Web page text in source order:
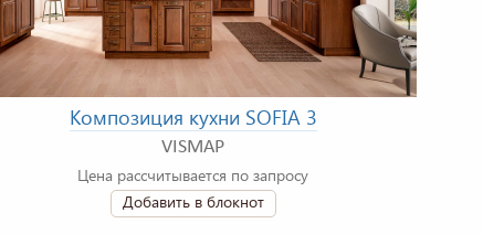
Композиция кухни SOFIA 3
VISMAP
Цена рассчитывается по запросу
Добавить в блокнот